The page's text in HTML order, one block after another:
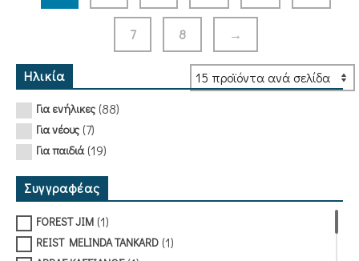
7 8 →
Ηλικία
Για ενήλικες (88)
Για νέους (7)
Για παιδιά(19)
Συγγραφέας
FOREST JIM (1)
REIST MELINDA TANKARD (1)